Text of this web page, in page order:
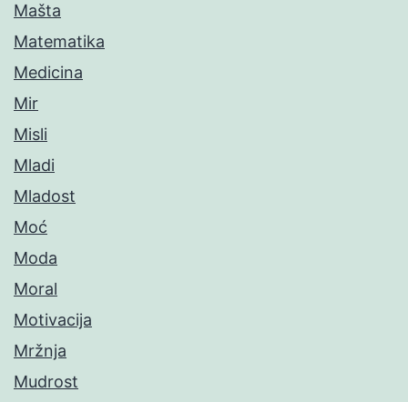
Mašta
Matematika
Medicina
Mir
Misli
Mladi
Mladost
Moć
Moda
Moral
Motivacija
Mržnja
Mudrost